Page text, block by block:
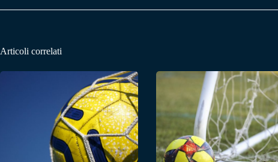
Articoli correlati